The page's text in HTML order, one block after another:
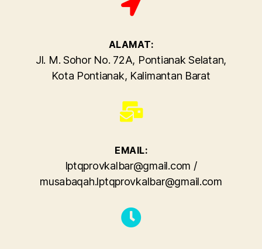
ALAMAT:
Jl. M. Sohor No. 72A, Pontianak Selatan,
Kota Pontianak, Kalimantan Barat
EMAIL:
lptqprovkalbar@gmail.com /
musabaqah.lptqprovkalbar@gmail.com